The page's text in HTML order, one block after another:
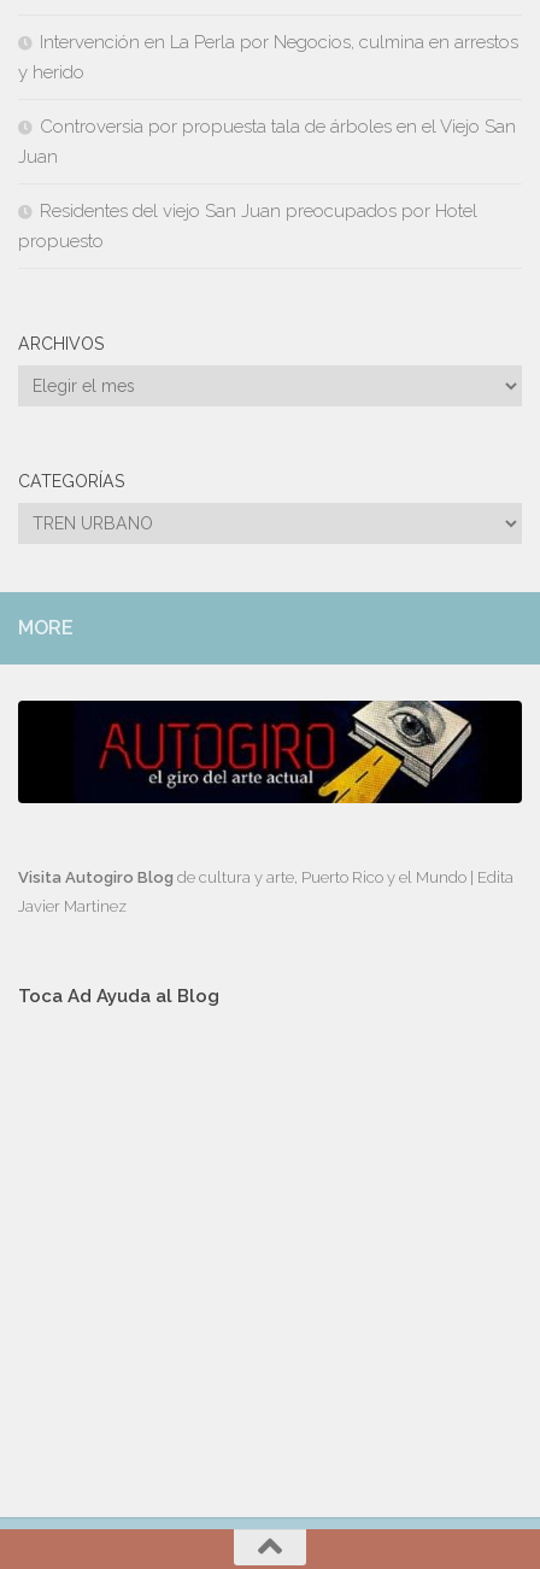
Intervención en La Perla por Negocios, culmina en arrestos
y herido
Controversia por propuesta tala de árboles en el Viejo San
Juan
Residentes del viejo San Juan preocupados por Hotel
propuesto
ARCHIVOS
Archivos
CATEGORÍAS
Categorías
MORE
Visita Autogiro Blog de cultura y arte, Puerto Rico y el Mundo | Edita
Javier Martinez
Toca Ad Ayuda al Blog